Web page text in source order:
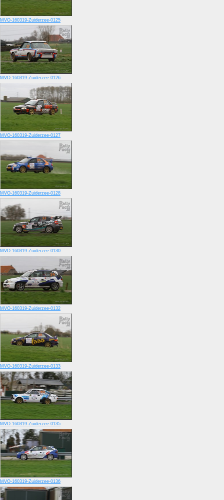
MVO-160319-Zuiderzee-0125
MVO-160319-Zuiderzee-0126
MVO-160319-Zuiderzee-0127
MVO-160319-Zuiderzee-0128
MVO-160319-Zuiderzee-0130
MVO-160319-Zuiderzee-0132
MVO-160319-Zuiderzee-0133
MVO-160319-Zuiderzee-0135
MVO-160319-Zuiderzee-0136